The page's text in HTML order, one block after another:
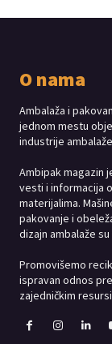
O nama
Ambalaža i
jednom mestu
industrije
Ambipak magazin
vesti i informacija
materijalima.
pakovanje i
dizajn ambalaže
Promovišemo
ispravan odnos
zajedničkim